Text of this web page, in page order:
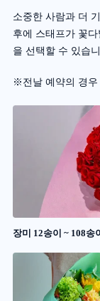
소중한 사람과 더
후에 스태프가 꽃
을 선택할 수 있습
※전날 예약의 경우
장미 12송이 ~ 108송이